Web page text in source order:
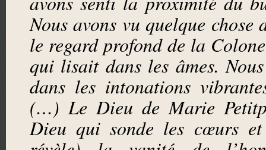
Nous avons vu quelque chose
le regard profond de la
qui lisait dans les âmes.
dans les intonations
(…) Le Dieu de Marie
Dieu qui sonde les cœurs